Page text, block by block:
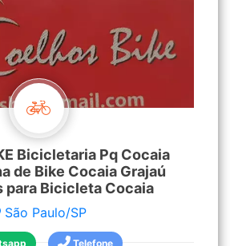
Bicicletaria Pq Cocaia
de Bike Cocaia Grajaú
para Bicicleta Cocaia
São Paulo/SP
Telefone